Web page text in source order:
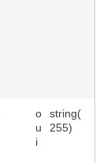
o
u
i
string(
255)